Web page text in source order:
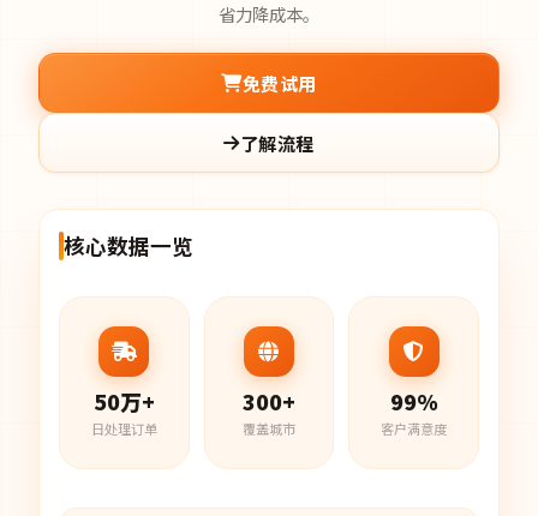
省力降成本。
免费试用
了解流程
核心数据一览
50万+
日处理订单
300+
覆盖城市
99%
客户满意度